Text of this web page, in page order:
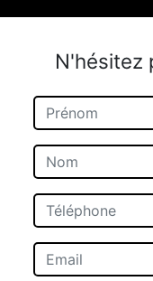
N'hésitez